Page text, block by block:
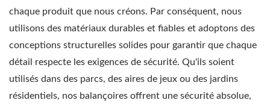
chaque produit que nous créons. Par conséquent, nous
utilisons des matériaux durables et fiables et adoptons des
conceptions structurelles solides pour garantir que chaque
détail respecte les exigences de sécurité. Qu'ils soient
utilisés dans des parcs, des aires de jeux ou des jardins
résidentiels, nos balançoires offrent une sécurité absolue,